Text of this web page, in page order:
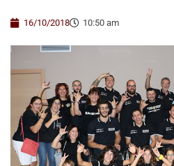
16/10/2018 10:50 am